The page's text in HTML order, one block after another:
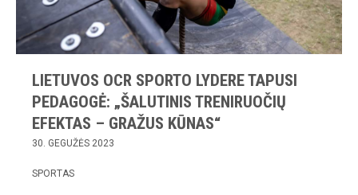
LIETUVOS OCR SPORTO LYDERE TAPUSI
PEDAGOGĖ: „ŠALUTINIS TRENIRUOČIŲ
EFEKTAS – GRAŽUS KŪNAS“
30. GEGUŽĖS 2023
SPORTAS